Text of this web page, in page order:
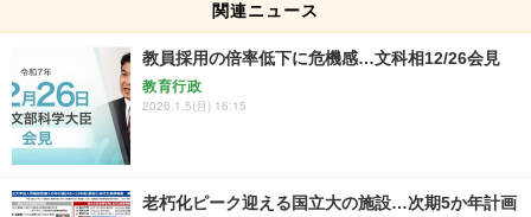
関連ニュース
教員採用の倍率低下に危機感…文科相12/26会見
教育行政
2026.1.5(月) 16:15
老朽化ピーク迎える国立大の施設…次期5か年計画